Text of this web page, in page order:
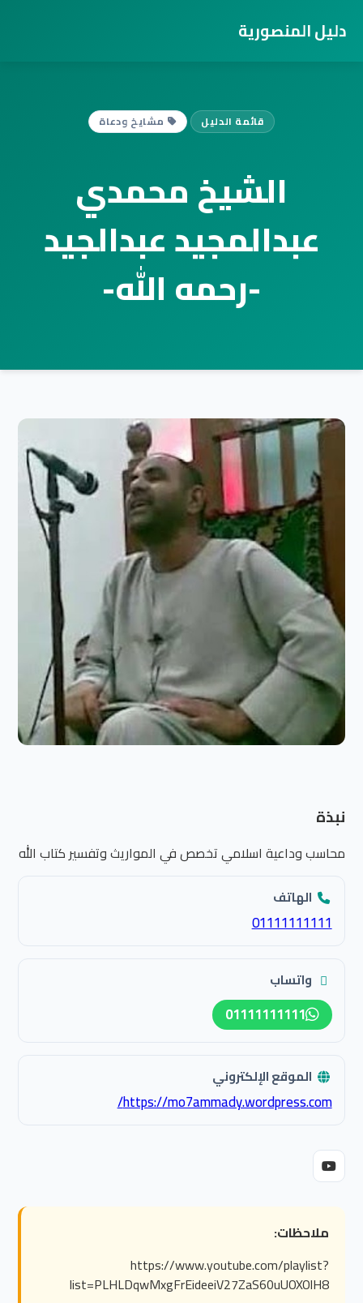
دليل المنصورية
قائمة الدليل مشايخ ودعاة
الشيخ محمدي
عبدالمجيد عبدالجيد
-رحمه الله-
نبذة
محاسب وداعية اسلامي تخصص في المواريث وتفسير كتاب الله
الهاتف
01111111111
واتساب
01111111111
الموقع الإلكتروني
https://mo7ammady.wordpress.com/
ملاحظات:
https://www.youtube.com/playlist?
list=PLHLDqwMxgFrEideeiV27ZaS60uUOXOlH8